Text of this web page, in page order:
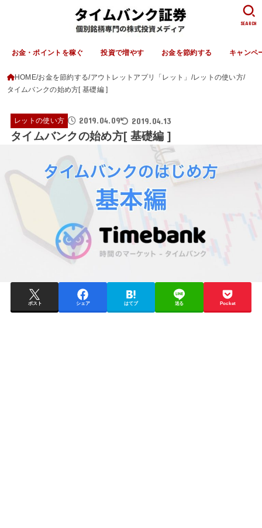
お金・ポイントを稼ぐ 投資で増やす お金を節約する キャンペ
SEARCH
HOME お金を節約する アウトレットアプリ「レット」
レットの使い方
タイムバンクの始め方[ 基礎編 ]
レットの使い方 2019.04.09 2019.04.13
タイムバンクの始め方[ 基礎編 ]
ポスト シェア はてブ 送る Pocket